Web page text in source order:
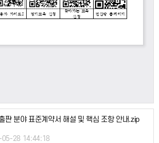
판 분야 표준계약서 해설 및 핵심 조항 안내.zip
05-28 14:44:18